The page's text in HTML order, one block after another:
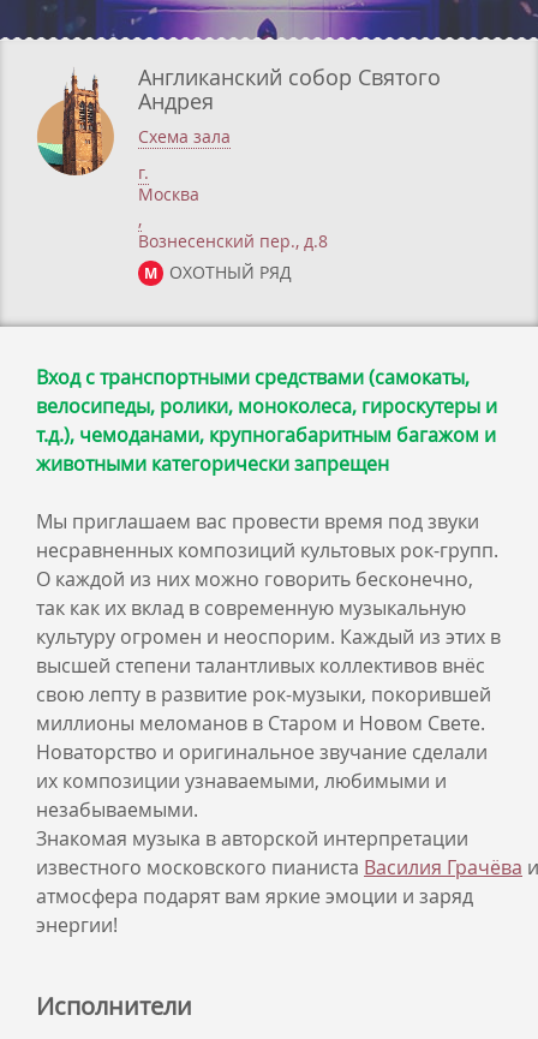
Англиканский собор Святого
Андрея
Схема зала
г.
Москва
,
Вознесенский пер., д.8
М ОХОТНЫЙ РЯД
Вход с транспортными средствами (самокаты,
велосипеды, ролики, моноколеса, гироскутеры и
т.д.), чемоданами, крупногабаритным багажом и
животными категорически запрещен
Мы приглашаем вас провести время под звуки
несравненных композиций культовых рок-групп.
О каждой из них можно говорить бесконечно,
так как их вклад в современную музыкальную
культуру огромен и неоспорим. Каждый из этих в
высшей степени талантливых коллективов внёс
свою лепту в развитие рок-музыки, покорившей
миллионы меломанов в Старом и Новом Свете.
Новаторство и оригинальное звучание сделали
их композиции узнаваемыми, любимыми и
незабываемыми.
Знакомая музыка в авторской интерпретации
известного московского пианиста Василия Грачёва
атмосфера подарят вам яркие эмоции и заряд
энергии!
Исполнители